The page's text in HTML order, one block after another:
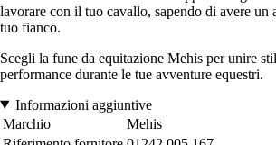
lavorare con il tuo cavallo, sapendo di avere un
tuo fianco.
Scegli la fune da equitazione Mehis per unire
performance durante le tue avventure equestri.
Informazioni aggiuntive
Marchio
Mehis